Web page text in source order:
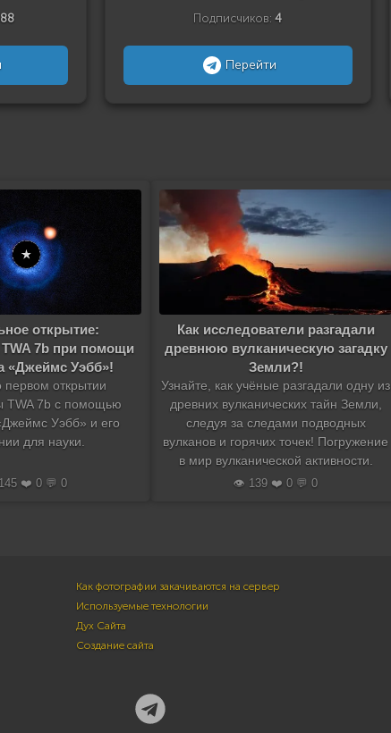
Подписчиков:4
Перейти
открытие:
TWA 7b при помощи
«Джеймс Уэбб»!
первом открытии
TWA 7b с помощью
Уэбб» и его
для науки.
❤️ 0 💬 0
Как исследователи разгадали
древнюю вулканическую загадку
Земли?!
Узнайте, как учёные разгадали одну из
древних вулканических тайн Земли,
следуя за следами подводных
вулканов и горячих точек! Погружение
в мир вулканической активности.
👁️ 139 ❤️ 0 💬 0
Как фотографии закачиваются на сервер
Используемые технологии
Дух Сайта
Создание сайта